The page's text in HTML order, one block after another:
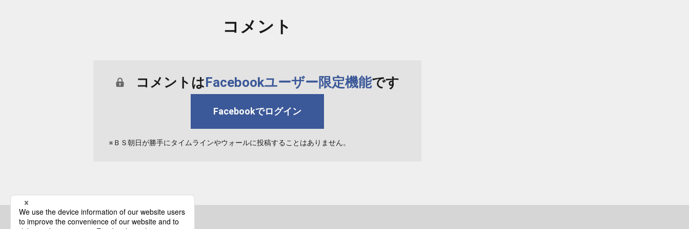
コメント
コメントはFacebookユーザー限定機能です
Facebookでログイン
※ＢＳ朝日が勝手にタイムラインやウォールに投稿することはありません。